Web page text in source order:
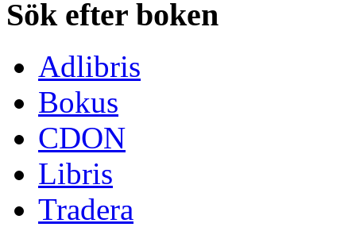
Sök efter boken
Adlibris
Bokus
CDON
Libris
Tradera